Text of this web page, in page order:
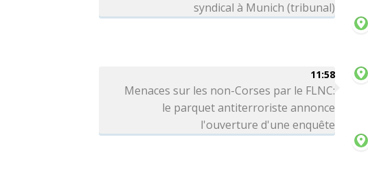
syndical à Munich (tribunal)
11:58
Menaces sur les non-Corses par le FLNC:
le parquet antiterroriste annonce
l'ouverture d'une enquête